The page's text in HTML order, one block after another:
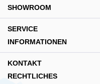
SHOWROOM
SERVICE
INFORMATIONEN
KONTAKT
RECHTLICHES